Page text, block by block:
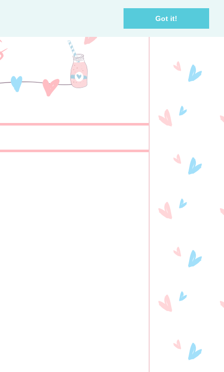
Got it!